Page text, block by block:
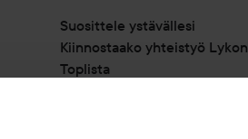
Suosittele ystävällesi
Kiinnostaako yhteistyö
Toplista